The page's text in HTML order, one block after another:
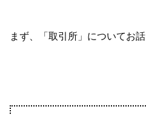
まず、「取引所」についてお話